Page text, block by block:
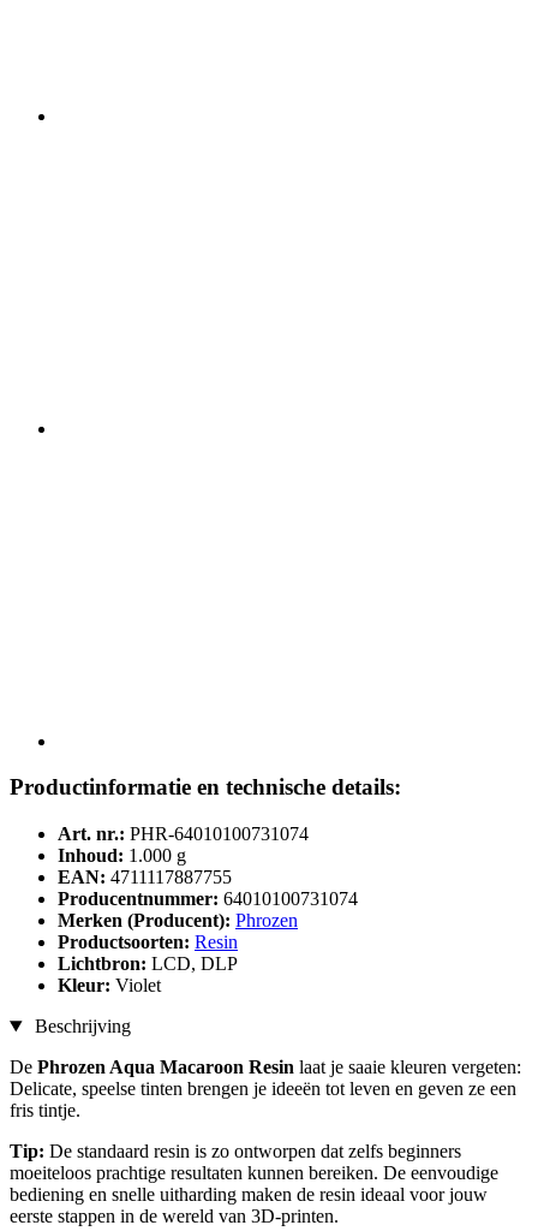
Productinformatie en technische details:
Art. nr.: PHR-64010100731074
Inhoud: 1.000 g
EAN: 4711117887755
Producentnummer: 64010100731074
Merken (Producent): Phrozen
Productsoorten: Resin
Lichtbron: LCD, DLP
Kleur: Violet
Beschrijving
De Phrozen Aqua Macaroon Resin laat je saaie kleuren vergeten:
Delicate, speelse tinten brengen je ideeën tot leven en geven ze een
fris tintje.
Tip: De standaard resin is zo ontworpen dat zelfs beginners
moeiteloos prachtige resultaten kunnen bereiken. De eenvoudige
bediening en snelle uitharding maken de resin ideaal voor jouw
eerste stappen in de wereld van 3D-printen.